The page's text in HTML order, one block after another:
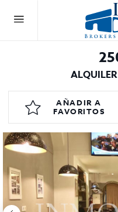
AÑADIR A
FAVORITOS